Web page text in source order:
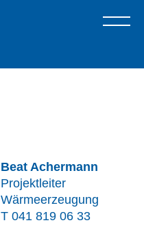
Beat Achermann
Projektleiter
Wärmeerzeugung
T 041 819 06 33